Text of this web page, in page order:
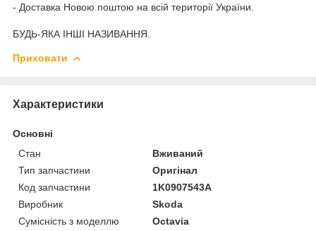
- Доставка Новою поштою на всій території України.
БУДЬ-ЯКА ІНШІ НАЗИВАННЯ.
Приховати
Характеристики
Основні
Стан
Вживаний
Тип запчастини
Оригінал
Код запчастини
1K0907543A
Виробник
Skoda
Сумісність з моделлю
Octavia